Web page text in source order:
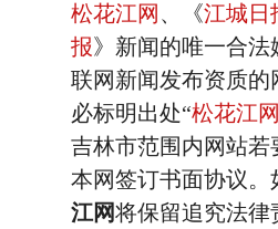
松花江网 、《江城日
报》新闻的唯一合法
联网新闻发布资质的
必标明出处“松花江网
吉林市范围内网站若
本网签订书面协议。
江网将保留追究法律